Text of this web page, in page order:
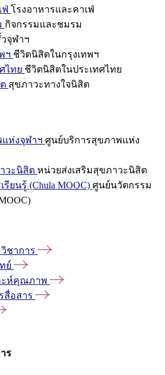
ฟ่ โรงอาหารและคาเฟ่
กิจกรรมและชมรม
จุฬาฯ
ฯ ชีวิตนิสิตในกรุงเทพฯ
ไทย ชีวิตนิสิตในประเทศไทย
สุขภาวะทางใจนิสิต
ห่งจุฬาฯ ศูนย์บริการสุขภาพแห่ง
วะนิสิต หน่วยส่งเสริมสุขภาวะนิสิต
ยนรู้ (Chula MOOC) ศูนย์นวัตกรรม
ชาการ
ย์
ะห์คุณภาพ
สื่อสาร
ร